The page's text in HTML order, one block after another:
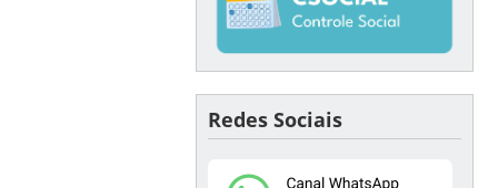
Redes Sociais